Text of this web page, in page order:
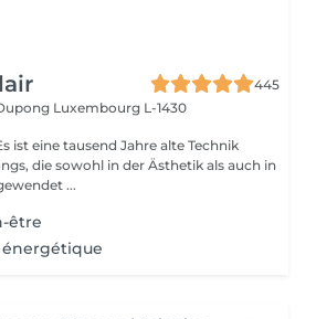
445
Luxembourg L-1430
die sowohl in der Ästhetik als auch in
...
être
énergétique